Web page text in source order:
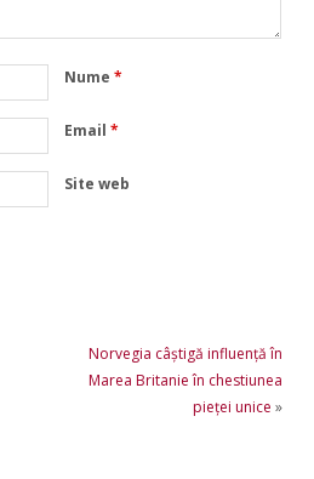
Nume*
Email*
Site web
Norvegia câștigă influență în
Marea Britanie în chestiunea
pieței unice »